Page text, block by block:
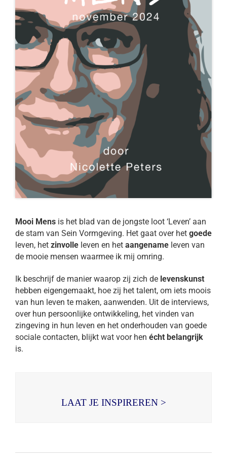
Mooi Mens is het blad van de jongste loot ‘Leven’ aan
de stam van Sein Vormgeving. Het gaat over het goede
leven, het zinvolle leven en het aangename leven van
de mooie mensen waarmee ik mij omring.
Ik beschrijf de manier waarop zij zich de levenskunst
hebben eigengemaakt, hoe zij het talent, om iets moois
van hun leven te maken, aanwenden. Uit de interviews,
over hun persoonlijke ontwikkeling, het vinden van
zingeving in hun leven en het onderhouden van goede
sociale contacten, blijkt wat voor hen écht belangrijk
is.
LAAT JE INSPIREREN >